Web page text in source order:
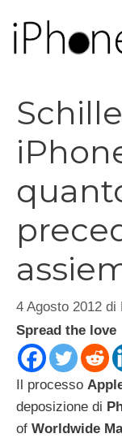
contenuto
4 Agosto 2012 di
Spread the love
Il processo
deposizione di
of Worldwide